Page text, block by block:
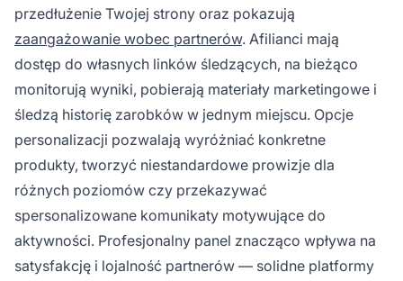
przedłużenie Twojej strony oraz pokazują
zaangażowanie wobec partnerów. Afilianci mają
dostęp do własnych linków śledzących, na bieżąco
monitorują wyniki, pobierają materiały marketingowe i
śledzą historię zarobków w jednym miejscu. Opcje
personalizacji pozwalają wyróżniać konkretne
produkty, tworzyć niestandardowe prowizje dla
różnych poziomów czy przekazywać
spersonalizowane komunikaty motywujące do
aktywności. Profesjonalny panel znacząco wpływa na
satysfakcję i lojalność partnerów — solidne platformy